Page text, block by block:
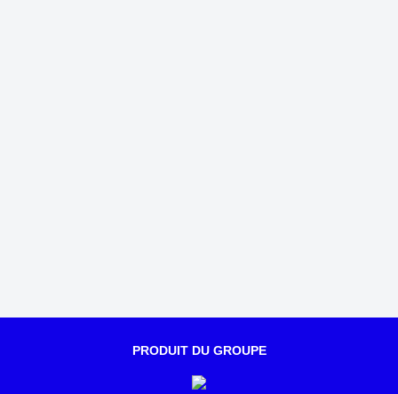
PRODUIT DU GROUPE